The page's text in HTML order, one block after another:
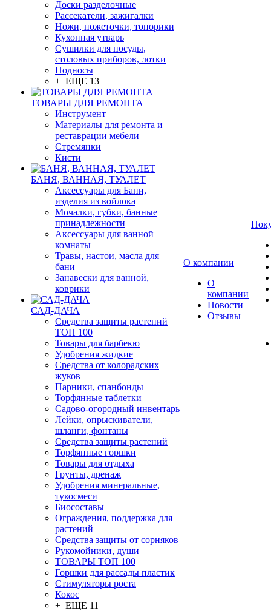
Доски разделочные
Рассекатели, зажигалки
Ножи, ножеточки, топорики
Кухонная утварь
Сушилки для посуды,
столовых приборов, лотки
Подносы
+ ЕЩЕ 13
ТОВАРЫ ДЛЯ РЕМОНТА
Инструмент
Материалы для ремонта и
реставрации мебели
Стремянки
Кисти
БАНЯ, ВАННАЯ, ТУАЛЕТ
Аксессуары для Бани,
изделия из войлока
Мочалки, губки, банные
принадлежности
Аксессуары для ванной
комнаты
Травы, настои, масла для
бани
Занавески для ванной,
коврики
САД-ДАЧА
Средства защиты растений
ТОП 100
Товары для барбекю
Удобрения жидкие
Средства от колорадских
жуков
Парники, спанбонды
Торфянные таблетки
Садово-огородный инвентарь
Лейки, опрыскиватели,
шланги, фонтаны
Средства защиты растений
Торфянные горшки
Товары для отдыха
Грунты, дренаж
Удобрения минеральные,
тукосмеси
Биосоставы
Ограждения, поддержка для
растений
Средства защиты от сорняков
Рукомойники, души
ТОВАРЫ ТОП 100
Горшки для рассады пластик
Стимуляторы роста
Кокос
+ ЕЩЕ 11
О компании
О
компании
Новости
Отзывы